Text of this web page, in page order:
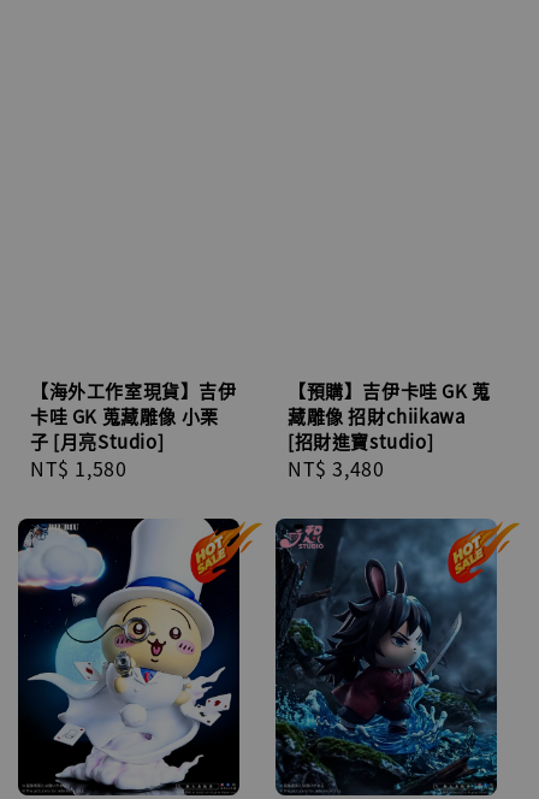
【海外工作室現貨】吉伊
卡哇 GK 蒐藏雕像 小栗
子 [月亮Studio]
Regular
NT$ 1,580
【預購】吉伊卡哇 GK 蒐
藏雕像 招財chiikawa
[招財進寶studio]
Regular
NT$ 3,480